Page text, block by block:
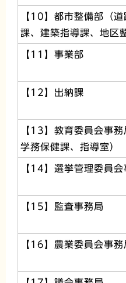
【10】都市整備部（
課、建築指導課、地区
【11】事業部
【12】出納課
【13】教育委員会事
学務保健課、指導室）
【14】選挙管理委員会
【15】監査事務局
【16】農業委員会事務